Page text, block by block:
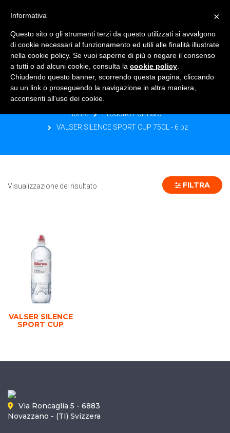
VALSER SILENCE SPORT CUP 75CL -
6 PZ
Home
Prodotto Formato
VALSER SILENCE SPORT CUP 75CL - 6 pz
Visualizzazione del risultato FILTRA
VALSER SILENCE
SPORT CUP
Via Roncaglia 5 - 6883
Novazzano - (TI) Svizzera
×
Informativa
Questo sito o gli strumenti terzi da questo utilizzati si avvalgono
di cookie necessari al funzionamento ed utili alle finalità illustrate
nella cookie policy. Se vuoi saperne di più o negare il consenso
a tutti o ad alcuni cookie, consulta la cookie policy
Chiudendo questo banner, scorrendo questa pagina, cliccando
su un link o proseguendo la navigazione in altra maniera,
acconsenti all’uso dei cookie.